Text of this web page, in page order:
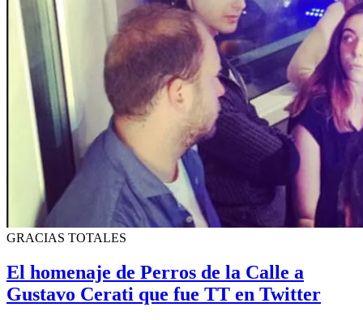
GRACIAS TOTALES
El homenaje de Perros de la Calle a
Gustavo Cerati que fue TT en Twitter